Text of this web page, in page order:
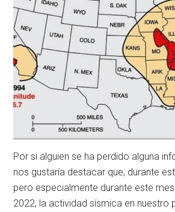
Por si alguien se ha perdido alguna
nos gustaría destacar que, durante
pero especialmente durante este
2022, la actividad sísmica en nuestro